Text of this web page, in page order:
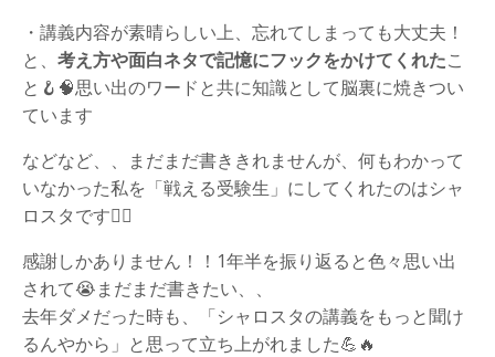
・講義内容が素晴らしい上、忘れてしまっても大丈夫！
と、 考え方や面白ネタで記憶にフックをかけてくれたこ
と🪝🧠思い出のワードと共に知識として脳裏に焼きつい
ています
などなど、、まだまだ書ききれませんが、何もわかって
いなかった私を「戦える受験生」にしてくれたのはシャ
ロスタです❤️‍🔥
感謝しかありません！！1年半を振り返ると色々思い出
されて😭まだまだ書きたい、、
去年ダメだった時も、「シャロスタの講義をもっと聞け
るんやから」と思って立ち上がれました💪🔥